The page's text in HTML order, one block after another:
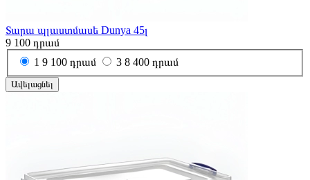
Տարա պլաստմասե Dunya 45լ
9 100 դրամ
1 9 100 դրամ 3 8 400 դրամ
Ավելացնել